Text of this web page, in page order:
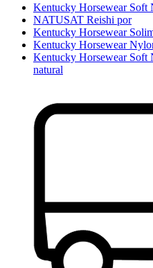
Kentucky Horsewear Soft
NATUSAT Reishi por
Kentucky Horsewear
Kentucky Horsewear
Kentucky Horsewear Soft
natural